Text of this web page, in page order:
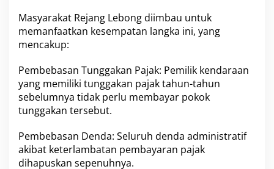
M
u
l
M
e
i
2
0
6
Masyarakat Rejang Lebong diimbau untuk
memanfaatkan kesempatan langka ini, yang
mencakup:
Pembebasan Tunggakan Pajak: Pemilik kendaraan
yang memiliki tunggakan pajak tahun-tahun
sebelumnya tidak perlu membayar pokok
tunggakan tersebut.
Pembebasan Denda: Seluruh denda administratif
akibat keterlambatan pembayaran pajak
dihapuskan sepenuhnya.